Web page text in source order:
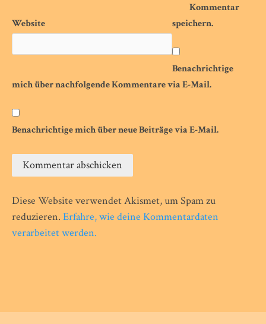
Website
Kommentar
speichern.
Benachrichtige
mich über nachfolgende Kommentare via E-Mail.
Benachrichtige mich über neue Beiträge via E-Mail.
Diese Website verwendet Akismet, um Spam zu
reduzieren. Erfahre, wie deine Kommentardaten
verarbeitet werden.